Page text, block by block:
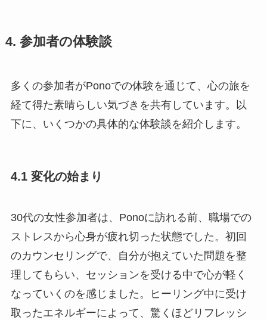
4. 参加者の体験談
多くの参加者がPonoでの体験を通じて、心の旅を
経て得た素晴らしい気づきを共有しています。以
下に、いくつかの具体的な体験談を紹介します。
4.1 変化の始まり
30代の女性参加者は、Ponoに訪れる前、職場での
ストレスから心身が疲れ切った状態でした。初回
のカウンセリングで、自分が抱えていた問題を整
理してもらい、セッションを受ける中で心が軽く
なっていくのを感じました。ヒーリング中に受け
取ったエネルギーによって、驚くほどリフレッシ